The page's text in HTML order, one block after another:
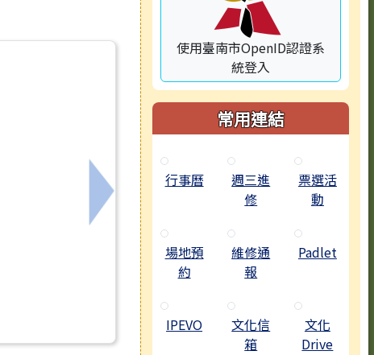
下一筆：114學年度第二學期第2次定期評
使用臺南市OpenID認證系
統登入
常用連結
行事曆
週三進
修
票選活
動
場地預
約
維修通
報
Padlet
IPEVO
文化信
箱
文化
Drive